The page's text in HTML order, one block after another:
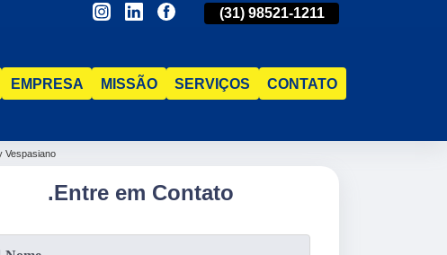
2515-5031 (31) 98521-1211
EMPRESA MISSÃO SERVIÇOS CONTATO
Vespasiano
.Entre em Contato